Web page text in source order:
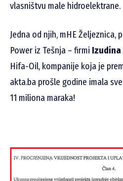
vlasništvu male hidroelektrane.
Jedna od njih, mHE Željeznica,
Power iz Tešnja – firmi
Hifa-Oil, kompanije koja je
akta.ba prošle godine imala
11 miliona maraka!